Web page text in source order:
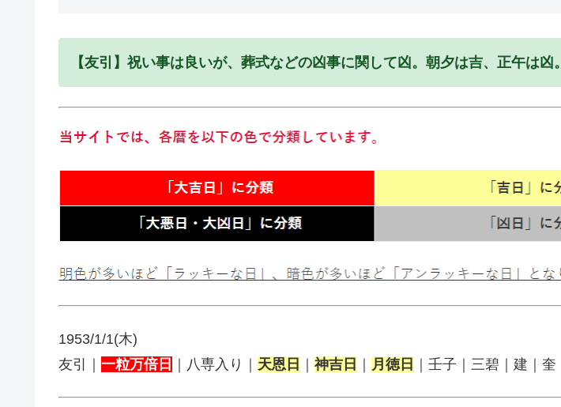
【友引】祝い事は良いが、葬式などの凶事に関して凶。朝夕は吉、正午は凶。
1953/1/1(木)
友引｜ 一粒万倍日 ｜八専入り｜ 天恩日 神吉日 月徳日 ｜壬子｜三碧｜建｜奎